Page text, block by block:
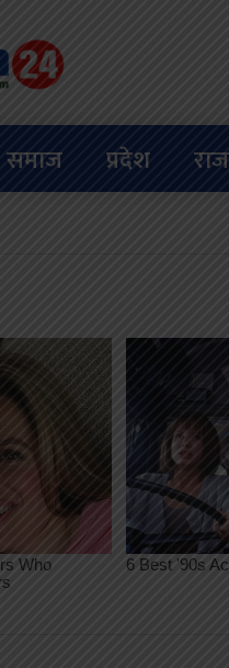
समाज प्रदेश